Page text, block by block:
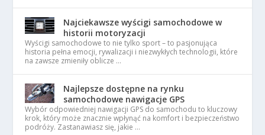
Najciekawsze wyścigi samochodowe w
historii motoryzacji
Wyścigi samochodowe to nie tylko sport – to pasjonująca
historia pełna emocji, rywalizacji i niezwykłych technologii, które
na zawsze zmieniły oblicze …
Najlepsze dostępne na rynku
samochodowe nawigacje GPS
Wybór odpowiedniej nawigacji GPS do samochodu to kluczowy
krok, który może znacznie wpłynąć na komfort i bezpieczeństwo
podróży. Zastanawiasz się, jakie …